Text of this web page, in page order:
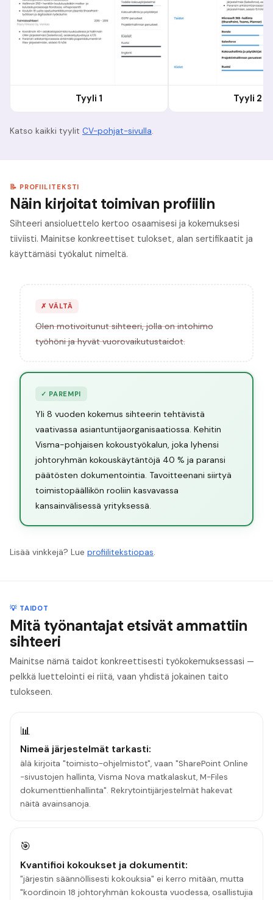
Tyyli 1 Tyyli 2
Katso kaikki tyylit CV-pohjat-sivulla.
📝 PROFIILITEKSTI
Näin kirjoitat toimivan profiilin
Sihteeri ansioluettelo kertoo osaamisesi ja kokemuksesi
tiiviisti. Mainitse konkreettiset tulokset, alan sertifikaatit ja
käyttämäsi työkalut nimeltä.
✗ VÄLTÄ
Olen motivoitunut sihteeri, jolla on intohimo
työhöni ja hyvät vuorovaikutustaidot.
✓ PAREMPI
Yli 8 vuoden kokemus sihteerin tehtävistä
vaativassa asiantuntijaorganisaatiossa. Kehitin
Visma-pohjaisen kokoustyökalun, joka lyhensi
johtoryhmän kokouskäytäntöjä 40 % ja paransi
päätösten dokumentointia. Tavoitteenani siirtyä
toimistopäällikön rooliin kasvavassa
kansainvälisessä yrityksessä.
Lisää vinkkejä? Lue profiilitekstiopas.
💡 TAIDOT
Mitä työnantajat etsivät ammattiin
sihteeri
Mainitse nämä taidot konkreettisesti työkokemuksessasi —
pelkkä luettelointi ei riitä, vaan yhdistä jokainen taito
tulokseen.
📊
Nimeä järjestelmät tarkasti:
älä kirjoita "toimisto-ohjelmistot", vaan "SharePoint Online
-sivustojen hallinta, Visma Nova matkalaskut, M-Files
dokumenttienhallinta". Rekrytointijärjestelmät hakevat
näitä avainsanoja.
🎯
Kvantifioi kokoukset ja dokumentit:
"järjestin säännöllisesti kokouksia" ei kerro mitään, mutta
"koordinoin 18 johtoryhmän kokousta vuodessa, osallistujia